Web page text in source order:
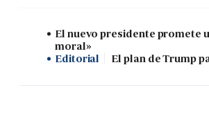
El nuevo presidente promete
moral»
Editorial
El plan de Trump